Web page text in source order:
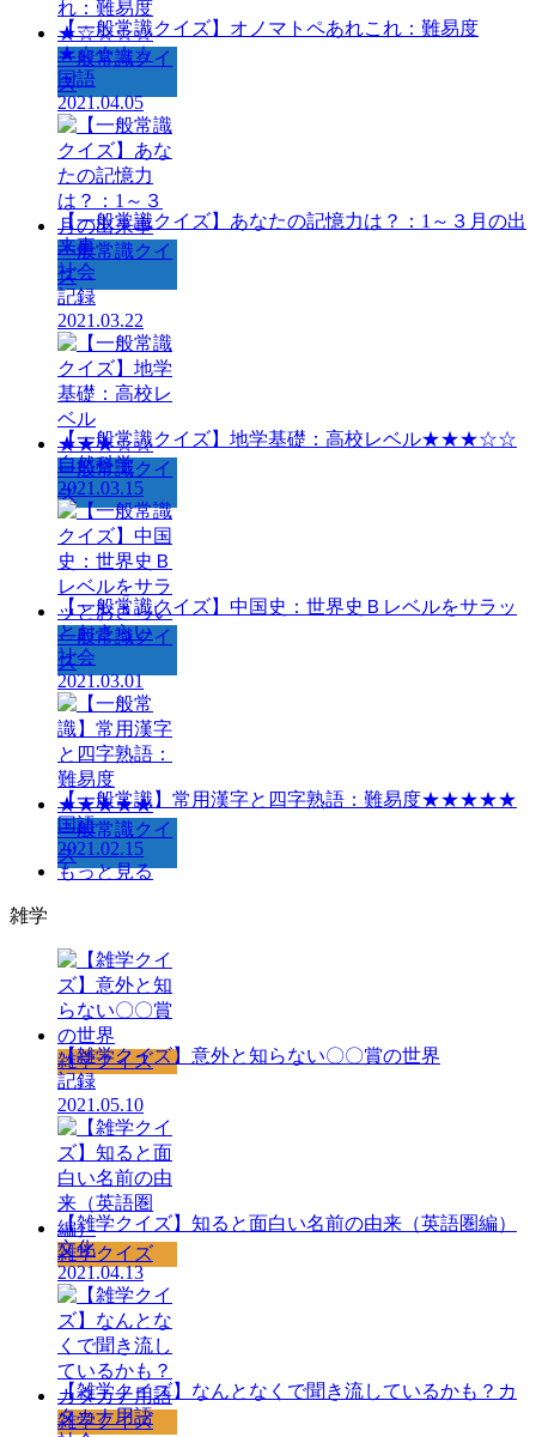
一般常識クイ
ズ
【一般常識クイズ】オノマトペあれこれ：難易度
★☆☆☆☆
国語
2021.04.05
一般常識クイ
ズ
【一般常識クイズ】あなたの記憶力は？：1～３月の出
来事
社会
記録
2021.03.22
一般常識クイ
ズ
【一般常識クイズ】地学基礎：高校レベル★★★☆☆
自然科学
2021.03.15
一般常識クイ
ズ
【一般常識クイズ】中国史：世界史Ｂレベルをサラッ
とおさらい
社会
2021.03.01
一般常識クイ
ズ
【一般常識】常用漢字と四字熟語：難易度★★★★★
国語
2021.02.15
もっと見る
雑学
雑学クイズ
【雑学クイズ】意外と知らない〇〇賞の世界
記録
2021.05.10
雑学クイズ
【雑学クイズ】知ると面白い名前の由来（英語圏編）
文化
2021.04.13
雑学クイズ
【雑学クイズ】なんとなくで聞き流しているかも？カ
タカナ用語